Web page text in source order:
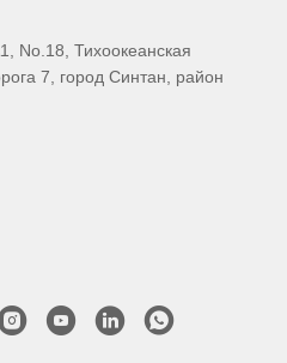
No.18, Тихоокеанская
7, город Синтан, район